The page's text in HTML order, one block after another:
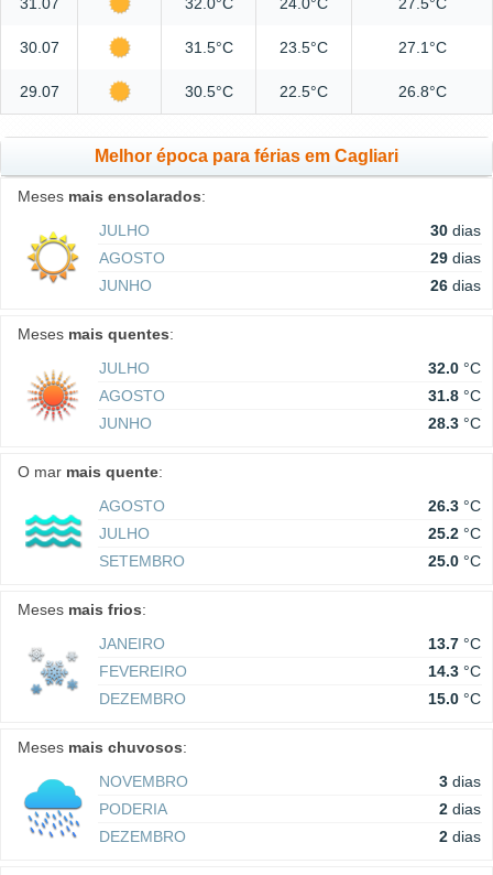
31.07 32.0°C 24.0°C 27.5°C
30.07 31.5°C 23.5°C 27.1°C
29.07 30.5°C 22.5°C 26.8°C
Melhor época para férias em Cagliari
Meses mais ensolarados:
JULHO
30 dias
AGOSTO
29 dias
JUNHO
26 dias
Meses mais quentes:
JULHO
32.0 °C
AGOSTO
31.8 °C
JUNHO
28.3 °C
O mar mais quente:
AGOSTO
26.3 °C
JULHO
25.2 °C
SETEMBRO
25.0 °C
Meses mais frios:
JANEIRO
13.7 °C
FEVEREIRO
14.3 °C
DEZEMBRO
15.0 °C
Meses mais chuvosos:
NOVEMBRO
3 dias
PODERIA
2 dias
DEZEMBRO
2 dias